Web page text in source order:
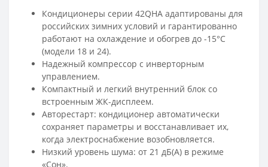
Кондиционеры серии 42QHA адаптированы для
российских зимних условий и гарантированно
работают на охлаждение и обогрев до -15°С
(модели 18 и 24).
Надежный компрессор с инверторным
управлением.
Компактный и легкий внутренний блок со
встроенным ЖК-дисплеем.
Авторестарт: кондиционер автоматически
сохраняет параметры и восстанавливает их,
когда электроснабжение возобновляется.
Низкий уровень шума: от 21 дБ(А) в режиме
«Сон».